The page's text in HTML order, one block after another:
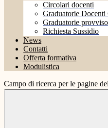
Circolari docenti
Graduatorie Docenti
Graduatorie
Richiesta Sussidio
News
Contatti
Offerta formativa
Modulistica
Campo di ricerca per le pagine